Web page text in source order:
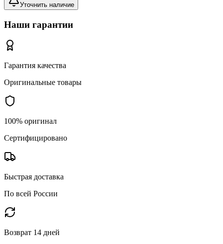
Уточнить наличие
Наши гарантии
Гарантия качества
Оригинальные товары
100% оригинал
Сертифицировано
Быстрая доставка
По всей России
Возврат 14 дней